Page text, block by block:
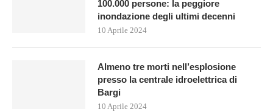
100.000 persone: la peggiore
inondazione degli ultimi decenni
10 Aprile 2024
Almeno tre morti nell’esplosione
presso la centrale idroelettrica di
Bargi
10 Aprile 2024